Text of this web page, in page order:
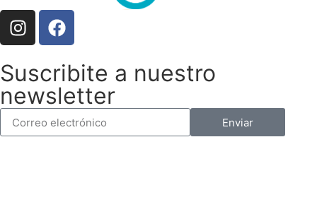
Suscribite a nuestro
newsletter
Enviar